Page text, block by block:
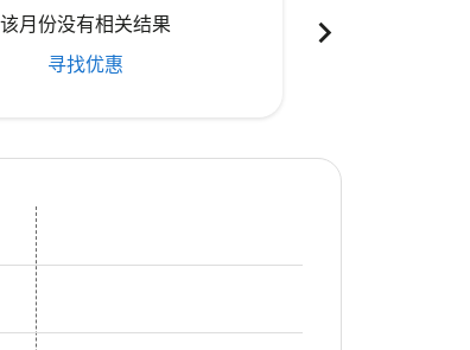
该月份没有相关结果
寻找优惠
chevron_right
找优惠
寻找优惠寻找优惠
disclaimer. 寻找优惠
disclaimer. 寻找优惠
offers-disclaimer. 寻找优惠
view-offers-disclaimer. 寻找优惠
cmp-view-offers-disclaimer. 寻找优惠
cmp-view-offers-disclaimer. 寻找优惠
KBV–PDG: cmp-view-offers-disclaimer. 寻找优惠